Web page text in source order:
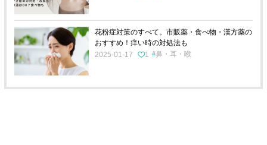
花粉症対策のすべて。市販薬・食べ物・漢方薬の
おすすめ！痒い時の対処法も
2025-01-17
1 鼻・耳・喉